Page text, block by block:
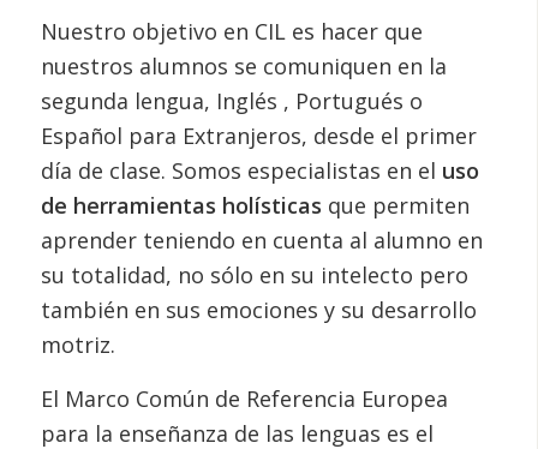
Nuestro objetivo en CIL es hacer que
nuestros alumnos se comuniquen en la
segunda lengua, Inglés , Portugués o
Español para Extranjeros, desde el primer
día de clase. Somos especialistas en el uso
de herramientas holísticas que permiten
aprender teniendo en cuenta al alumno en
su totalidad, no sólo en su intelecto pero
también en sus emociones y su desarrollo
motriz.
El Marco Común de Referencia Europea
para la enseñanza de las lenguas es el